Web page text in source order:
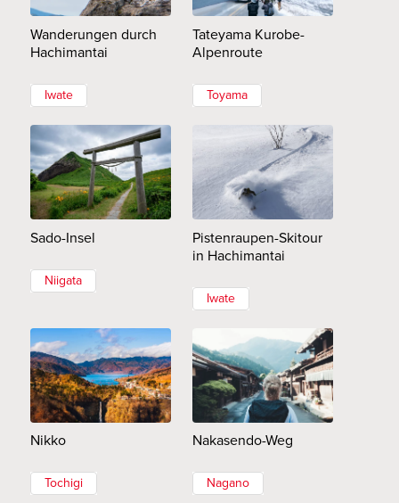
Wanderungen durch
Hachimantai
Iwate
Tateyama Kurobe-
Alpenroute
Toyama
Sado-Insel
Niigata
Pistenraupen-Skitour
in Hachimantai
Iwate
Nikko
Tochigi
Nakasendo-Weg
Nagano